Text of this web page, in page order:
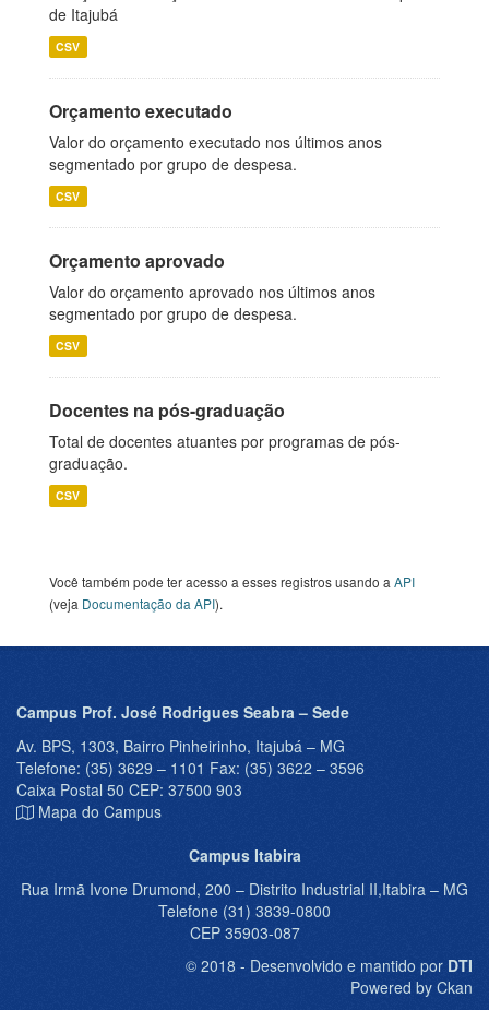
de Itajubá
CSV
Orçamento executado
Valor do orçamento executado nos últimos anos
segmentado por grupo de despesa.
CSV
Orçamento aprovado
Valor do orçamento aprovado nos últimos anos
segmentado por grupo de despesa.
CSV
Docentes na pós-graduação
Total de docentes atuantes por programas de pós-
graduação.
CSV
Você também pode ter acesso a esses registros usando a API
(veja Documentação da API).
Campus Prof. José Rodrigues Seabra – Sede
Av. BPS, 1303, Bairro Pinheirinho, Itajubá – MG
Telefone: (35) 3629 – 1101 Fax: (35) 3622 – 3596
Caixa Postal 50 CEP: 37500 903
Mapa do Campus
Campus Itabira
Rua Irmã Ivone Drumond, 200 – Distrito Industrial II,Itabira – MG
Telefone (31) 3839-0800
CEP 35903-087
© 2018 - Desenvolvido e mantido por DTI
Powered by Ckan